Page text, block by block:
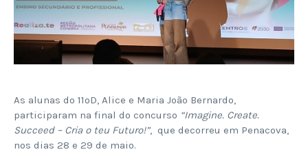
As alunas do 11ºD, Alice e Maria João Bernardo,
participaram na final do concurso “Imagine. Create.
Succeed – Cria o teu Futuro!”, que decorreu em Penacova,
nos dias 28 e 29 de maio.